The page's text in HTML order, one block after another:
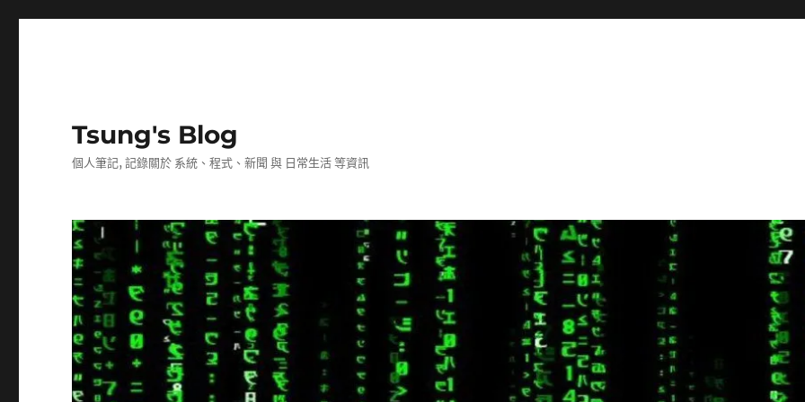
Tsung's Blog
個人筆記, 記錄關於 系統、程式、新聞 與 日常生活 等資訊